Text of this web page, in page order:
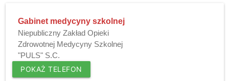
Gabinet medycyny szkolnej
Niepubliczny Zakład Opieki
Zdrowotnej Medycyny Szkolnej
"PULS" S.C.
POKAŻ TELEFON